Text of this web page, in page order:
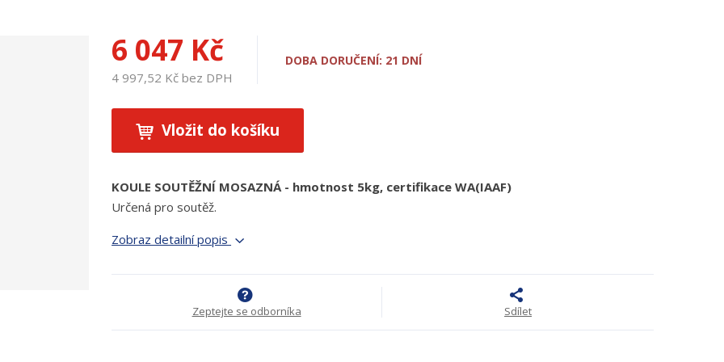
6 047 Kč
4 997,52 Kč bez DPH
DOBA DORUČENÍ: 21 DNÍ
Vložit do košíku
KOULE SOUTĚŽNÍ MOSAZNÁ - hmotnost 5kg, certifikace WA(IAAF)
Určená pro soutěž.
Zobraz detailní popis
Zeptejte se odborníka Sdílet